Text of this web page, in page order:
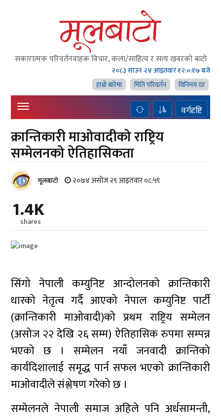
सकारात्मक परिवर्तनवाहक विचार, कला/साहित्य र सत्य खवरको बाटाे
२०८३ साउन २४ आइतवार१२:०:१८ बजे
हाम्राे बारेमा
मिति परिवर्तन विनिमय दर
वर्गदृष्टि
क्रान्तिकारी माओवादीको राष्ट्रिय
सम्मेलनको ऐतिहासिकता
मूलबाटाे २०७४ असोज २९ आइतवार ०८:५९
1.4K
shares
सिंगो नेपाली कम्युनिष्ट आन्दोलनको क्रान्तिकारी
धारको नेतृत्व गर्दै आएको नेपाल कम्युनिष्ट पार्टी
(क्रान्तिकारी माओवादी)को प्रथम राष्ट्रिय सम्मेलन
(असोज २२ देखि २६ सम्म) ऐतिहासिक रुपमा सम्पन्न
भएको छ । सम्मेलन नयाँ जनवादी क्रान्तिको
कार्यदिशालाई समृद्ध पार्न सफल भएको क्रान्तिकारी
माओवादीले संश्लेषण गरेको छ ।
सम्मेलनले नेपाली समाज अहिले पनि अर्धसामन्ती,